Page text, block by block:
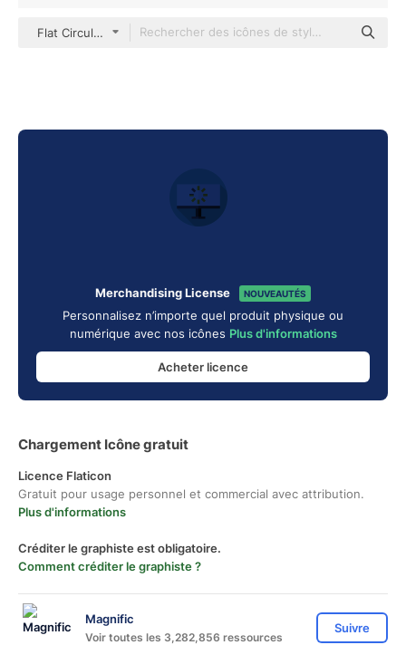
Flat Circular Flat
Merchandising License NOUVEAUTÉS
Personnalisez n’importe quel produit physique ou
numérique avec nos icônes Plus d'informations
Acheter licence
Chargement Icône gratuit
Licence Flaticon
Gratuit pour usage personnel et commercial avec attribution.
Plus d'informations
Créditer le graphiste est obligatoire.
Comment créditer le graphiste ?
Magnific
Voir toutes les 3,282,856 ressources
Suivre